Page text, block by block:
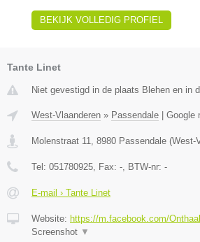
BEKIJK VOLLEDIG PROFIEL
Tante Linet
Niet gevestigd in de plaats Blehen en in
West-Vlaanderen » Passendale Google
Molenstraat 11 8980 Passendale (West-
Tel: 051780925 , Fax: - , BTW-nr: -
E-mail › Tante Linet
Website: https://m.facebook.com/
Screenshot ▼